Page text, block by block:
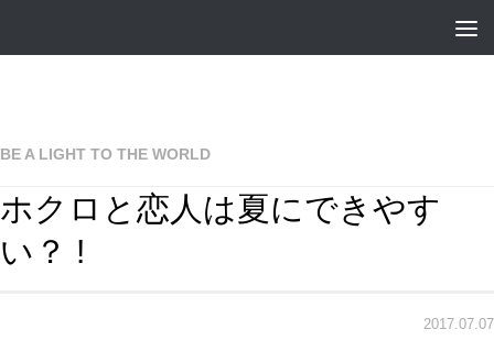
BE A LIGHT TO THE WORLD
ホクロと恋人は夏にできやす
い？ !
2017.07.07